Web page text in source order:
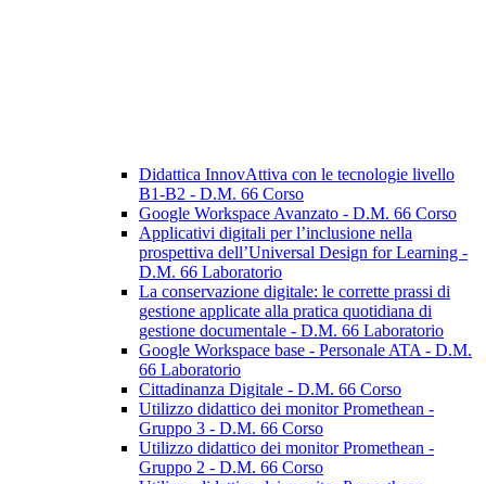
Didattica InnovAttiva con le tecnologie livello
B1-B2 - D.M. 66 Corso
Google Workspace Avanzato - D.M. 66 Corso
Applicativi digitali per l’inclusione nella
prospettiva dell’Universal Design for Learning -
D.M. 66 Laboratorio
La conservazione digitale: le corrette prassi di
gestione applicate alla pratica quotidiana di
gestione documentale - D.M. 66 Laboratorio
Google Workspace base - Personale ATA - D.M.
66 Laboratorio
Cittadinanza Digitale - D.M. 66 Corso
Utilizzo didattico dei monitor Promethean -
Gruppo 3 - D.M. 66 Corso
Utilizzo didattico dei monitor Promethean -
Gruppo 2 - D.M. 66 Corso